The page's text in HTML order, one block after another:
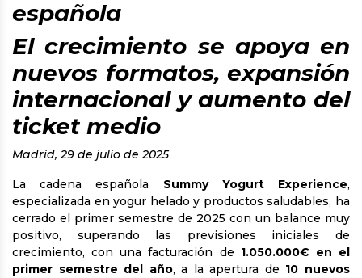
española
El crecimiento se apoya en
nuevos formatos, expansión
internacional y aumento del
ticket medio
Madrid, 29 de julio de 2025
La cadena española Summy Yogurt Experience,
especializada en yogur helado y productos saludables, ha
cerrado el primer semestre de 2025 con un balance muy
positivo, superando las previsiones iniciales de
crecimiento, con una facturación de 1.050.000€ en el
primer semestre del año, a la apertura de 10 nuevos